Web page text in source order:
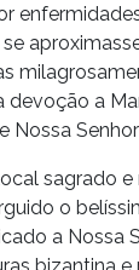
devoção a
Nossa
sagrado
o
a Nossa